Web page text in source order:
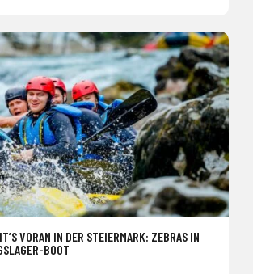
VORAN IN DER STEIERMARK: ZEBRAS IN
BOOT